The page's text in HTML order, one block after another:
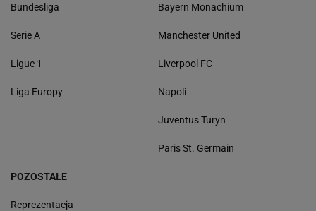
Bundesliga
Serie A
Ligue 1
Liga Europy
Bayern Monachium
Manchester United
Liverpool FC
Napoli
Juventus Turyn
Paris St. Germain
POZOSTAŁE
Reprezentacja